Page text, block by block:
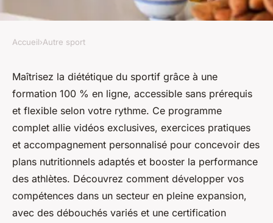
AUTRE SPORT
Formation nutrition sport à
distance : maîtrisez la
diététique du sportif
Alexandre•15 octobre 2025•5 min de lecture
Accueil›Autre sport
Maîtrisez la diététique du sportif grâce à une
formation 100 % en ligne, accessible sans prérequis
et flexible selon votre rythme. Ce programme
complet allie vidéos exclusives, exercices pratiques
et accompagnement personnalisé pour concevoir des
plans nutritionnels adaptés et booster la performance
des athlètes. Découvrez comment développer vos
compétences dans un secteur en pleine expansion,
avec des débouchés variés et une certification